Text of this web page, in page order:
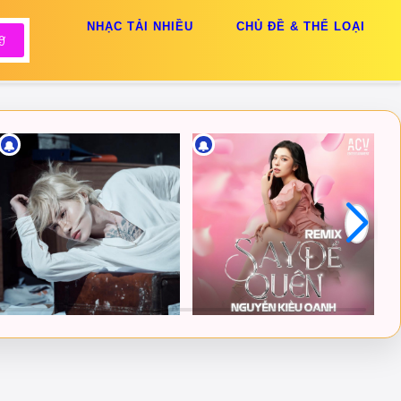
NHẠC TẢI NHIỀU CHỦ ĐỀ & THỂ LOẠI
🔔 🔔